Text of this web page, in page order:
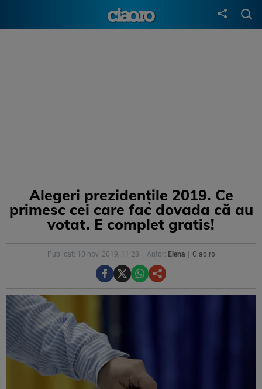
Alegeri prezidențile 2019. Ce
primesc cei care fac dovada că au
votat. E complet gratis!
Publicat: 10 nov. 2019, 11:28 Autor: Elena Ciao.ro